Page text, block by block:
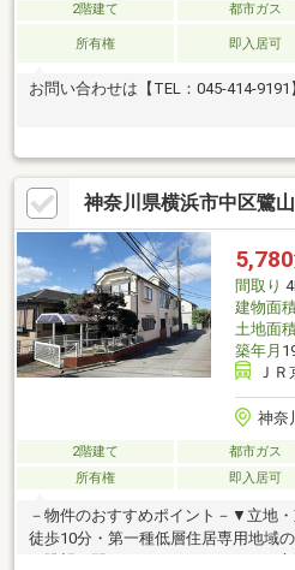
2階建て 都市ガス
所有権 即入居可
お問い合わせは【TEL：045‐414-
神奈川県横浜市中区鷺
5,780
間取り
建物面
土地面
築年月
Ｊ
神奈
2階建て 都市ガス
所有権
即入居可
－物件のおすすめポイント－▼立地・
徒歩10分・第一種低層住居専用地域
は眺望が開けており、みなとみらい